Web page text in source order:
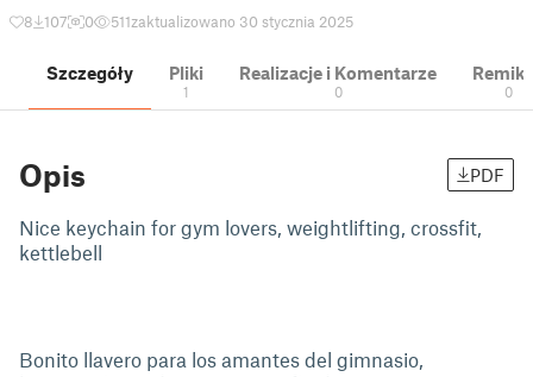
8 107 0 511zaktualizowano 30 stycznia 2025
Szczegóły Pliki
1
Realizacje i Komentarze
0 0
Opis PDF
Nice keychain for gym lovers, weightlifting, crossfit,
kettlebell
Bonito llavero para los amantes del gimnasio,